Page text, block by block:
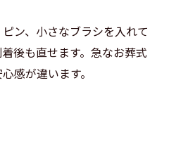
ン、小さなブラシを入れて
後も直せます。急なお葬式
感が違います。